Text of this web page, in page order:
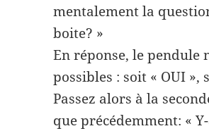
mentalement la
boite? »
En réponse, le pendule
possibles : soit « OUI »,
Passez alors à la
que précédemment: «